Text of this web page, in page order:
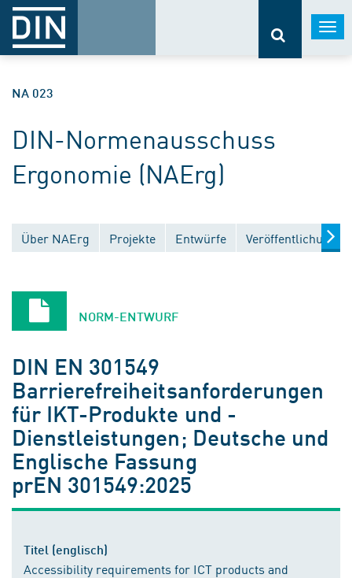
NA 023
DIN-Normenausschuss
Ergonomie (NAErg)
Über NAErg Projekte Entwürfe Veröffentlichungen
NORM-ENTWURF
DIN EN 301549
Barrierefreiheitsanforderungen
für IKT-Produkte und -
Dienstleistungen; Deutsche und
Englische Fassung
prEN 301549:2025
Titel (englisch)
Accessibility requirements for ICT products and